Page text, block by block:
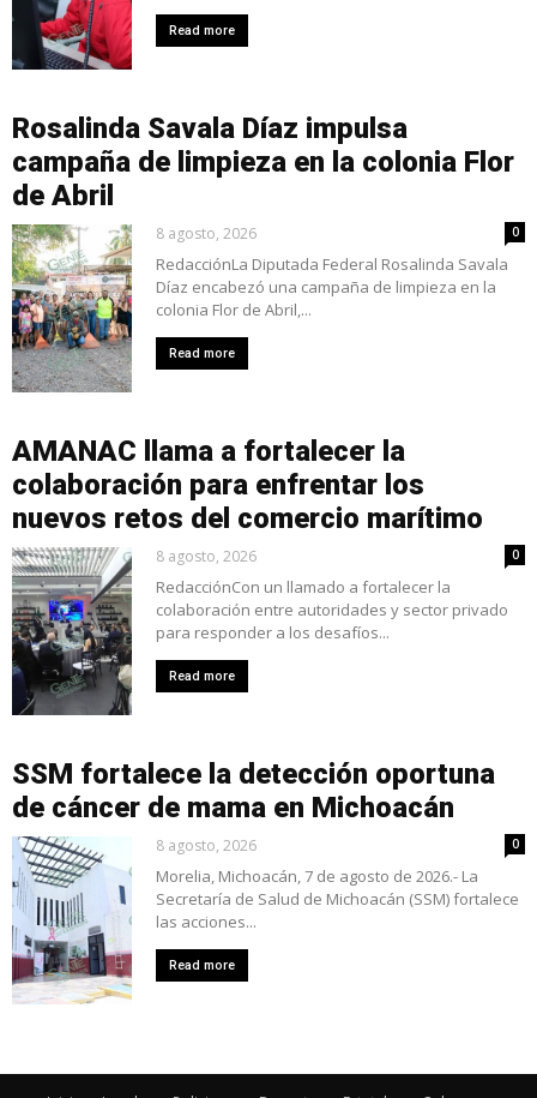
Read more
Rosalinda Savala Díaz impulsa
campaña de limpieza en la colonia Flor
de Abril
8 agosto, 2026 0
RedacciónLa Diputada Federal Rosalinda Savala
Díaz encabezó una campaña de limpieza en la
colonia Flor de Abril,...
Read more
AMANAC llama a fortalecer la
colaboración para enfrentar los
nuevos retos del comercio marítimo
8 agosto, 2026 0
RedacciónCon un llamado a fortalecer la
colaboración entre autoridades y sector privado
para responder a los desafíos...
Read more
SSM fortalece la detección oportuna
de cáncer de mama en Michoacán
8 agosto, 2026 0
Morelia, Michoacán, 7 de agosto de 2026.- La
Secretaría de Salud de Michoacán (SSM) fortalece
las acciones...
Read more